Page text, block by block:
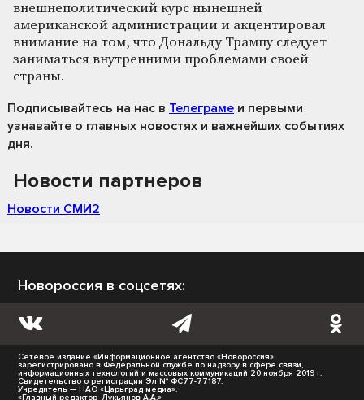
внешнеполитический курс нынешней
американской администрации и акцентировал
внимание на том, что Дональду Трампу следует
заниматься внутренними проблемами своей
страны.
Подписывайтесь на нас в Телеграме и первыми
узнавайте о главных новостях и важнейших событиях
дня.
Новости партнеров
Новости СМИ2
Новороссия в соцсетях:
Сетевое издание «Информационное агентство «Новороссия»
зарегистрировано в Федеральной службе по надзору в сфере связи,
информационных технологий и массовых коммуникаций 20 ноября 2019 г.
Свидетельство о регистрации Эл № ФС77-77187.
Учредитель — НАО «Царьград медиа».
«Главный редактор- Лукьянов А.А.»